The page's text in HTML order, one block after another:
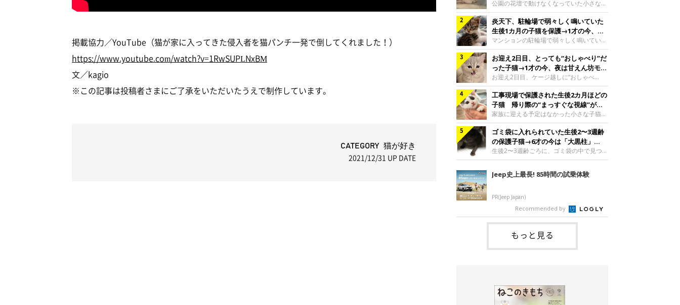
掲載協力／YouTube（猫が家に入ってきた侵入者を猫パンチ一発で倒してくれました！）
https://www.youtube.com/watch?v=1RwSUPLNxBM
文／kagio
※この記事は投稿者さまにご了承をいただいたうえで制作しています。
CATEGORY 猫が好き
2021/12/31 UP DATE
と“姉妹”のような関係に
公園の花壇で動けなくなっていた小さな子
猫。家族に迎えられてから6年、先住猫と
の間には深い絆が育まれていました。保護
当時のティダちゃん。
@muumuu62197189紹介するのは、
X（旧Twitter）ユーザー
@muumuu62197189さんの愛猫・ティダ
ちゃん（取材時6才）の成長記録です。こ
ちらは、生後3カ月ごろのティダちゃん。
飼い主さんが出会ったのは、夜から大雨に
なると予報されていた日の夕方でした。花
壇で動けずにいた子猫保護したばかりのテ
ィダちゃん。@muumuu62197189飼い主
さんは、公園の
炎天下、駐輪場で弱々しく鳴いていた
生後1カ月の子猫を保護→1才の今、筋
肉質でツンデレなコに成長
マンションの駐輪場で弱々しく鳴いてい
た、生後1カ月ほどの子猫。家族に迎えら
れてから1年、体も行動も大きく成長しま
した。炎天下の駐輪場で鳴いていた小さな
子猫保護当時のモモちゃん。@Kingponzu
紹介するのは、X（旧Twitter）ユーザー
@Kingponzuさんの愛猫・モモちゃん（取
材時1才）の成長記録です。こちらは、モ
モちゃんが生後1カ月ごろに撮影された一
枚。飼い主さんの自宅マンションの駐輪場
で鳴いていたところを保護された当時の姿
です。子猫時代のモモちゃん。
@Kingponzuその日は気温が35℃を
お迎え2日目、とっても“おしゃべり”だ
った子猫→1才の今、夜は甘えん坊モー
ドになるコに成長！
お迎え2日目、ケージ越しに“おしゃべ
り”する姿を見せていた子猫。1才になった
今も見せる愛らしい姿にキュンとします。
お迎え2日目、ケージ越しに何かを伝える
ももちゃん“おしゃべり”なももちゃん。
@poocoonyan紹介するのは、Instagram
ユーザー@poocoonyanさんの愛猫・もも
ちゃん（取材時1才／マンチカン）です。
こちらの動画は、ももちゃんが生後2カ月
を過ぎたころ、お迎え2日目に撮影された
ため、当時はケージの中で過ごしていまし
工事現場で保護された生後2カ月ほどの
子猫 帰り際の“まっすぐな視線”が忘
れられず、家族の一員に
家族に迎える予定はなかった小さな子猫。
帰り際に見せた姿が、飼い主さんの心に残
りました。保護当時の夏目ちゃん。
@shibainu_rintaro紹介するのは、
Instagramユーザー@shibainu_rintaroさ
んの愛猫・夏目（なつめ）ちゃん（取材時
3才）。工事現場で親猫とはぐれたとみら
れ、保護された当時は生後2カ月ほどだっ
が……保護されてケージに入っている夏目
ちゃん。@shibainu_rintaro夏目ちゃんを
保護したのは、以前、飼い主さんの愛猫・
ちくわく
ゴミ袋に入れられていた生後2〜3週齢
の保護子猫→6才の今は「大黒柱」
に！ 美しい黒猫に成長した姿にグッ
とくる
生後2〜3週齢ごろに、ゴミ袋の中で見つか
った小さな命。ミルクから育てられたその
子猫は今、家族に欠かせない存在へと成長
しました。ゴミ袋の中で見つかった、ミニ
たころの、生後2〜3週齢ごろのドンちゃ
ん。@doddou_1今回紹介するのは、
X（旧Twitter）ユーザー@doddou_1さん
の愛猫・ドンちゃん（取材時、推定6才／
本名：ドミトリー・ドンスコイ）。ドンち
ゃんは、保護猫でした。ドンちゃんが見つ
かったのは、飼い主さんの姉の勤め先の敷
Jeep史上最長! 85時間の試乗体験
PR(Jeep Japan)
Recommended by
もっと見る